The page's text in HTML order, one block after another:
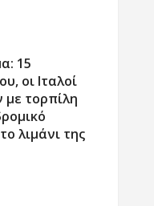
15
οι Ιταλοί
με τορπίλη
λιμάνι της